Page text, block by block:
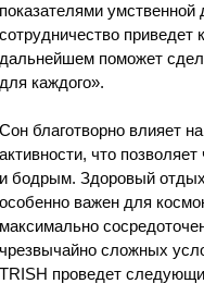
показателями
сотрудничество
дальнейшем поможет
для каждого».
Сон благотворно влияет
активности, что
и бодрым. Здоровый
особенно важен для
максимально
чрезвычайно сложных
TRISH проведет